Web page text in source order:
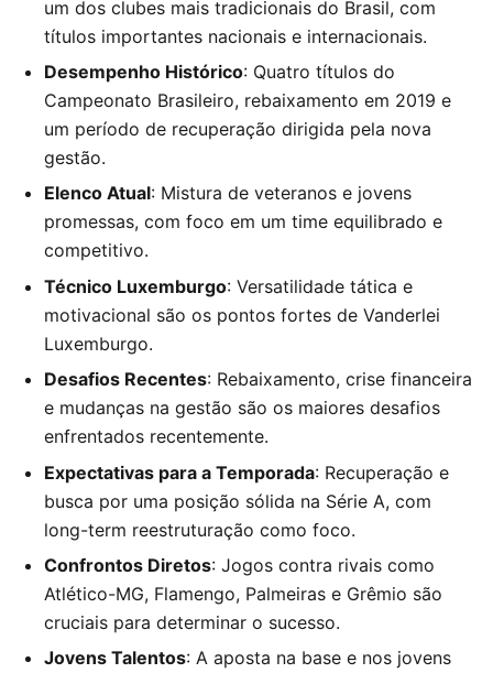
um dos clubes mais tradicionais do Brasil, com
títulos importantes nacionais e internacionais.
Desempenho Histórico: Quatro títulos do
Campeonato Brasileiro, rebaixamento em 2019 e
um período de recuperação dirigida pela nova
gestão.
Elenco Atual: Mistura de veteranos e jovens
promessas, com foco em um time equilibrado e
competitivo.
Técnico Luxemburgo: Versatilidade tática e
motivacional são os pontos fortes de Vanderlei
Luxemburgo.
Desafios Recentes: Rebaixamento, crise financeira
e mudanças na gestão são os maiores desafios
enfrentados recentemente.
Expectativas para a Temporada: Recuperação e
busca por uma posição sólida na Série A, com
long-term reestruturação como foco.
Confrontos Diretos: Jogos contra rivais como
Atlético-MG, Flamengo, Palmeiras e Grêmio são
cruciais para determinar o sucesso.
Jovens Talentos: A aposta na base e nos jovens